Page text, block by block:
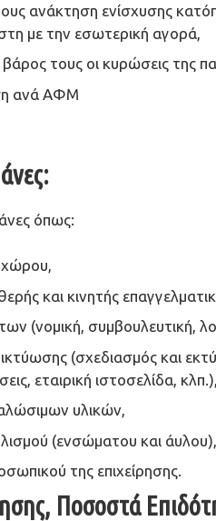
ανάκτηση ενίσχυσης
με την εσωτερική αγορά,
βάρος τους οι κυρώσεις
ανά ΑΦΜ
όπως:
χώρου,
και κινητής
(νομική, συμβουλευτική,
(σχεδιασμός και
εταιρική ιστοσελίδα, κλπ.),
υλικών,
(ενσώματου και άυλου),
της επιχείρησης.
Ποσοστά